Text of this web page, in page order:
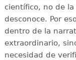
científico, no de
desconoce. Por
dentro de la
extraordinario,
necesidad de